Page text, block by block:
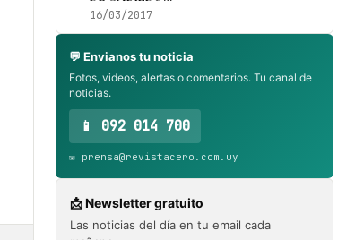
16/03/2017
💬 Envianos tu noticia
Fotos, videos, alertas o comentarios. Tu canal de
noticias.
📱 092 014 700
✉️ prensa@revistacero.com.uy
📩 Newsletter gratuito
Las noticias del día en tu email cada